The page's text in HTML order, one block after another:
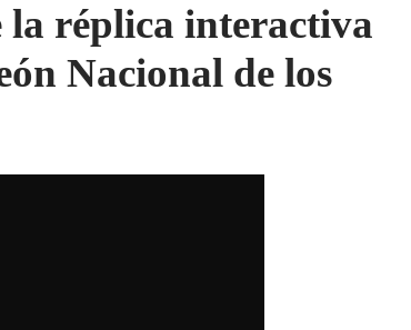
la réplica interactiva
Nacional de los